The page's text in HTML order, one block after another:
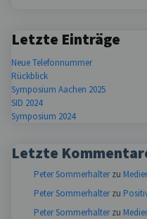
Letzte Einträge
Neue Telefonnummer
Rückblick
Symposium Aachen 2025
SID 2024
Symposium 2024
Letzte
Peter Sommerhalterzu
Peter Sommerhalterzu
Peter Sommerhalterzu